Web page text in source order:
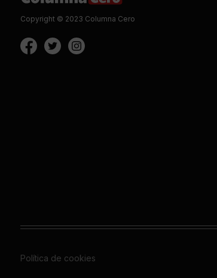
Copyright © 2023 Columna Cero
Política de cookies